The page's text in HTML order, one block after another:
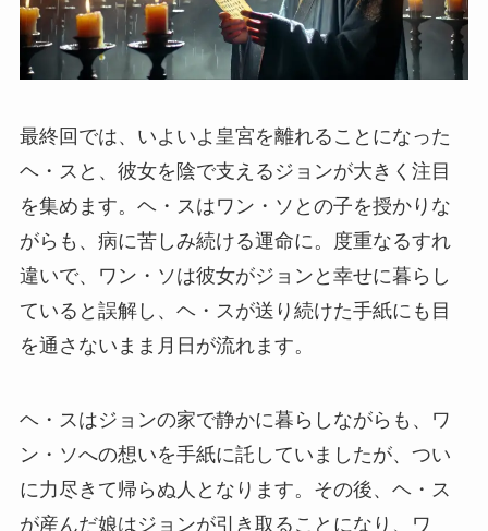
最終回では、いよいよ皇宮を離れることになった
ヘ・スと、彼女を陰で支えるジョンが大きく注目
を集めます。ヘ・スはワン・ソとの子を授かりな
がらも、病に苦しみ続ける運命に。度重なるすれ
違いで、ワン・ソは彼女がジョンと幸せに暮らし
ていると誤解し、ヘ・スが送り続けた手紙にも目
を通さないまま月日が流れます。
ヘ・スはジョンの家で静かに暮らしながらも、ワ
ン・ソへの想いを手紙に託していましたが、つい
に力尽きて帰らぬ人となります。その後、ヘ・ス
が産んだ娘はジョンが引き取ることになり、ワ